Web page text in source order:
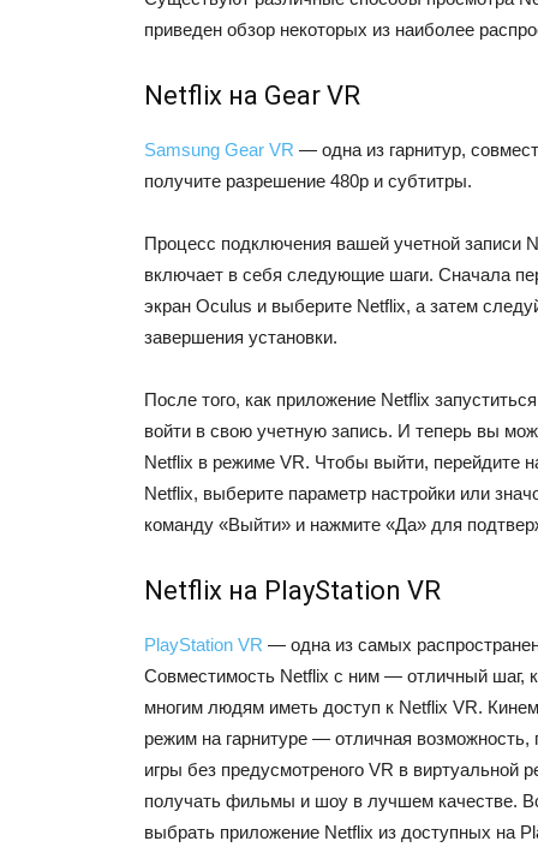
приведен обзор некоторых из наиболее
Netflix на Gear VR
Samsung Gear VR — одна из гарнитур,
получите разрешение 480p и субтитры.
Процесс подключения вашей учетной записи
включает в себя следующие шаги. Сначала
экран Oculus и выберите Netflix, а затем
завершения установки.
После того, как приложение Netflix
войти в свою учетную запись. И теперь вы
Netflix в режиме VR. Чтобы выйти, перейдите
Netflix, выберите параметр настройки или
команду «Выйти» и нажмите «Да» для
Netflix на PlayStation VR
PlayStation VR — одна из самых
Совместимость Netflix с ним — отличный шаг,
многим людям иметь доступ к Netflix VR.
режим на гарнитуре — отличная возможность,
игры без предусмотреного VR в виртуальной
получать фильмы и шоу в лучшем качестве.
выбрать приложение Netflix из доступных на